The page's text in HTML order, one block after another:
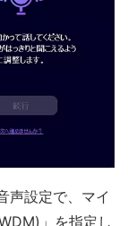
声設定で、マイ
」を指定し